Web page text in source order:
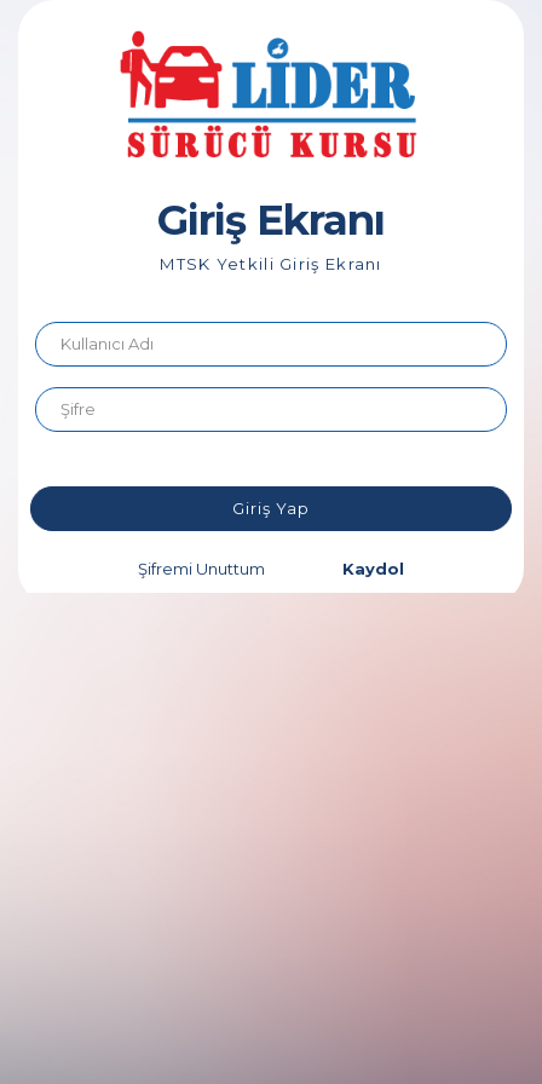
Giriş Ekranı
MTSK Yetkili Giriş Ekranı
Giriş Yap
Şifremi Unuttum Kaydol